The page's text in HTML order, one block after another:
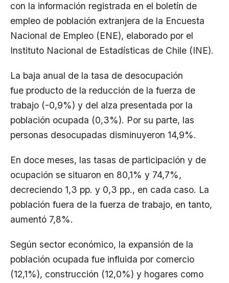
con la información registrada en el boletín de
empleo de población extranjera de la Encuesta
Nacional de Empleo (ENE), elaborado por el
Instituto Nacional de Estadísticas de Chile (INE).
La baja anual de la tasa de desocupación
fue producto de la reducción de la fuerza de
trabajo (-0,9%) y del alza presentada por la
población ocupada (0,3%). Por su parte, las
personas desocupadas disminuyeron 14,9%.
En doce meses, las tasas de participación y de
ocupación se situaron en 80,1% y 74,7%,
decreciendo 1,3 pp. y 0,3 pp., en cada caso. La
población fuera de la fuerza de trabajo, en tanto,
aumentó 7,8%.
Según sector económico, la expansión de la
población ocupada fue influida por comercio
(12,1%), construcción (12,0%) y hogares como